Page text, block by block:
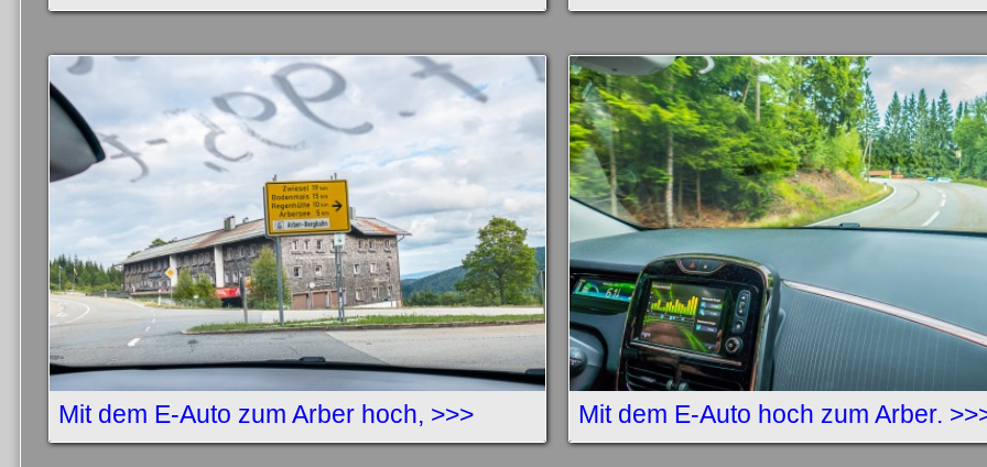
Mit dem E-Auto zum Arber hoch, >>> Mit dem E-Auto hoch zum Arber.